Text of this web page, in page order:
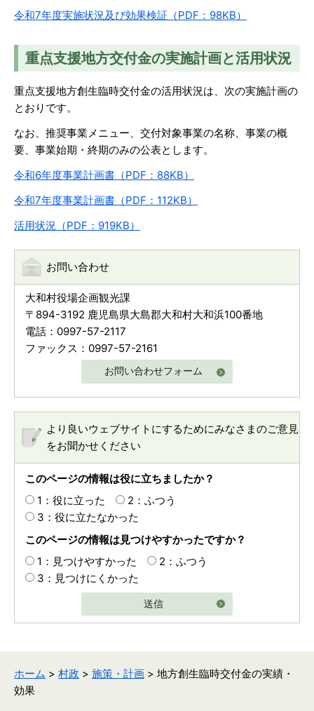
令和7年度実施状況及び効果検証（PDF：98KB）
重点支援地方交付金の実施計画と活用状況
重点支援地方創生臨時交付金の活用状況は、次の実施計画の
とおりです。
なお、推奨事業メニュー、交付対象事業の名称、事業の概
要、事業始期・終期のみの公表とします。
令和6年度事業計画書 （PDF：88KB）
令和7年度事業計画書（PDF：112KB）
活用状況（PDF：919KB）
お問い合わせ
大和村役場企画観光課
〒894-3192 鹿児島県大島郡大和村大和浜100番地
電話：0997-57-2117
ファックス：0997-57-2161
お問い合わせフォーム
より良いウェブサイトにするためにみなさまのご意見
をお聞かせください
このページの情報は役に立ちましたか？
1：役に立った
2：ふつう
3：役に立たなかった
このページの情報は見つけやすかったですか？
1：見つけやすかった
2：ふつう
3：見つけにくかった
送信
ホーム > 村政 > 施策・計画 > 地方創生臨時交付金の実績・
効果